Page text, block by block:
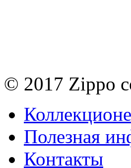
© 2017 Zippo
Полезная
Контакты